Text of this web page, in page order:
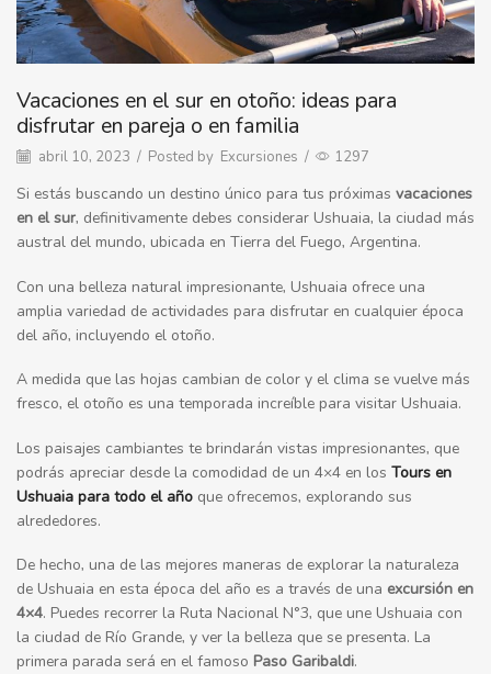
Vacaciones en el sur en otoño: ideas para
disfrutar en pareja o en familia
abril 10, 2023 / Posted by Excursiones / 1297
Si estás buscando un destino único para tus próximas vacaciones
en el sur, definitivamente debes considerar Ushuaia, la ciudad más
austral del mundo, ubicada en Tierra del Fuego, Argentina.
Con una belleza natural impresionante, Ushuaia ofrece una
amplia variedad de actividades para disfrutar en cualquier época
del año, incluyendo el otoño.
A medida que las hojas cambian de color y el clima se vuelve más
fresco, el otoño es una temporada increíble para visitar Ushuaia.
Los paisajes cambiantes te brindarán vistas impresionantes, que
podrás apreciar desde la comodidad de un 4×4 en los Tours en
Ushuaia para todo el año que ofrecemos, explorando sus
alrededores.
De hecho, una de las mejores maneras de explorar la naturaleza
de Ushuaia en esta época del año es a través de una excursión en
4×4. Puedes recorrer la Ruta Nacional N°3, que une Ushuaia con
la ciudad de Río Grande, y ver la belleza que se presenta. La
primera parada será en el famoso Paso Garibaldi.